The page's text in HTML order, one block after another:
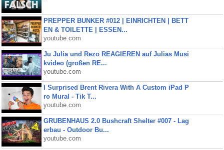
PREPPER BUNKER #012 | EINRICHTEN | BETT
EN & TOILETTE | ESSEN...
youtube.com
Ju Julia und Rezo REAGIEREN auf Julias Musi
kvideo (großen RE...
youtube.com
I Surprised Brent Rivera With A Custom iPad P
ro Mural - Tik T...
youtube.com
GRUBENHAUS 2.0 Bushcraft Shelter #007 - Lag
erbau - Outdoor Bu...
youtube.com